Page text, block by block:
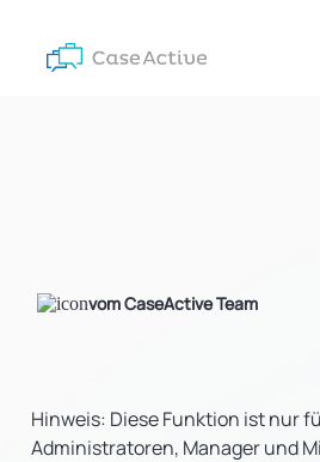
vom CaseActive Team
Hinweis: Diese Funktion ist nur
Administratoren, Manager und